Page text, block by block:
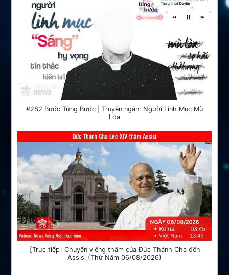
#282 Bước Từng Bước | Truyện ngắn: Người Linh Mục Mù
Lòa
[Trực tiếp] Chuyến viếng thăm của Đức Thánh Cha đến
Assisi (Thứ Năm 06/08/2026)